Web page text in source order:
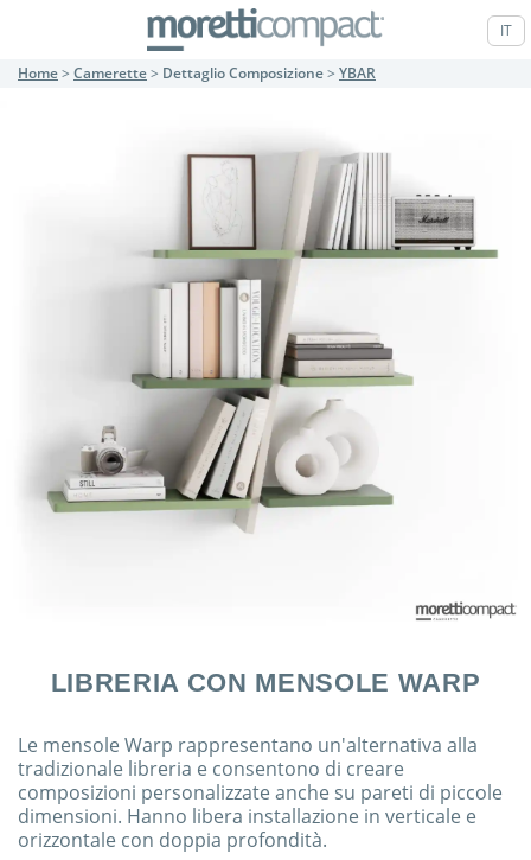
IT
Home> Camerette> Dettaglio Composizione> YBAR
LIBRERIA CON MENSOLE WARP
Le mensole Warp rappresentano un'alternativa alla
tradizionale libreria e consentono di creare
composizioni personalizzate anche su pareti di piccole
dimensioni. Hanno libera installazione in verticale e
orizzontale con doppia profondità.